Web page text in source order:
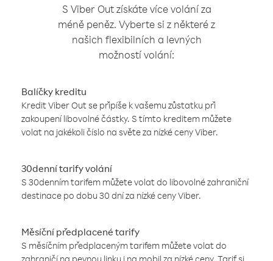
S Viber Out získáte více volání za
méně peněz. Vyberte si z některé z
našich flexibilních a levných
možností volání:
Balíčky kreditu
Kredit Viber Out se připíše k vašemu zůstatku při
zakoupení libovolné částky. S tímto kreditem můžete
volat na jakékoli číslo na světe za nízké ceny Viber.
30denní tarify volání
S 30denním tarifem můžete volat do libovolné zahraniční
destinace po dobu 30 dní za nízké ceny Viber.
Měsíční předplacené tarify
S měsíčním předplaceným tarifem můžete volat do